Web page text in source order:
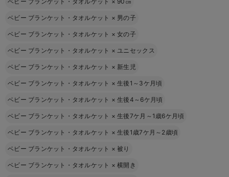
ベビー ブランケット・タオルケット × 男の子
ベビー ブランケット・タオルケット ×女の子
ベビー ブランケット・タオルケット ×ユニセックス
ベビー ブランケット・タオルケット × 新生児
ベビー ブランケット・タオルケット ×生後1～3ケ月頃
ベビー ブランケット・タオルケット ×生後4～6ケ月頃
ベビー ブランケット・タオルケット ×生後7ケ月～1歳6ケ月頃
ベビー ブランケット・タオルケット ×生後1歳7ケ月～2歳頃
ベビー ブランケット・タオルケット ×被り
ベビー ブランケット・タオルケット ×横開き